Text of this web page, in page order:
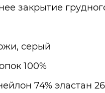
закрытие
серый
100%
74% эластан 26